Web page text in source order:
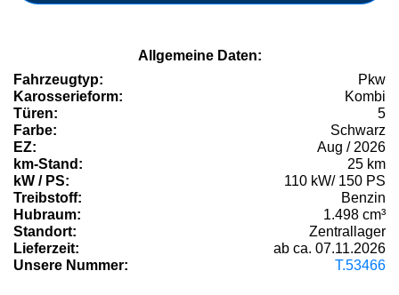
Allgemeine Daten:
Fahrzeugtyp:
Pkw
Karosserieform:
Kombi
Türen:
5
Farbe:
Schwarz
EZ:
Aug / 2026
km-Stand:
25 km
kW / PS:
110 kW/ 150 PS
Treibstoff:
Benzin
Hubraum:
1.498 cm³
Standort:
Zentrallager
Lieferzeit:
ab ca. 07.11.2026
Unsere Nummer:
T.53466